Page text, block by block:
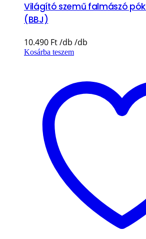
Világító szemű falmászó
(BBJ)
10.490 Ft
Kosárba teszem